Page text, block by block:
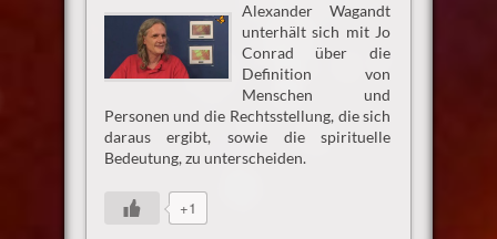
Alexander Wagandt
unterhält sich mit Jo
Conrad über die
Definition von
Menschen und
Personen und die Rechtsstellung, die sich
daraus ergibt, sowie die spirituelle
Bedeutung, zu unterscheiden.
+1